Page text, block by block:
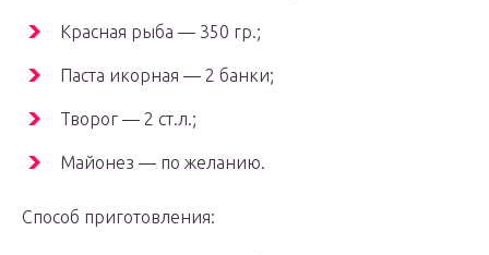
Красная рыба — 350 гр.;
Паста икорная — 2 банки;
Творог — 2 ст.л.;
Майонез — по желанию.
Способ приготовления: